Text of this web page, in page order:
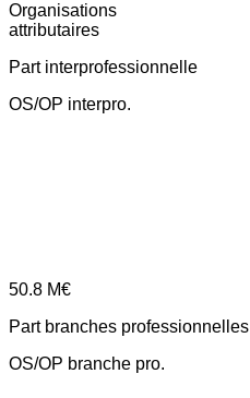
Organisations
attributaires
Part interprofessionnelle
OS/OP interpro.
50.8 M€
Part branches professionnelles
OS/OP branche pro.